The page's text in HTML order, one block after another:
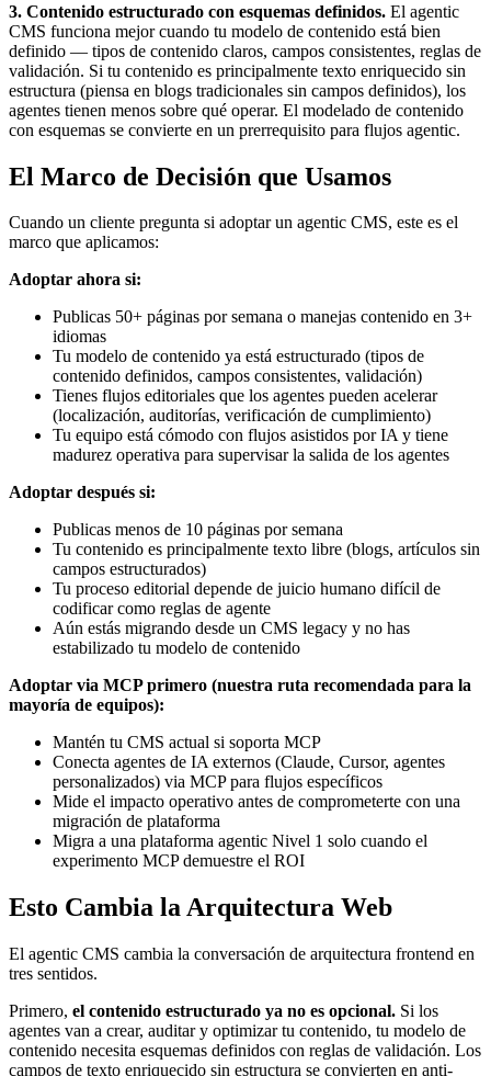
3. Contenido estructurado con esquemas definidos. El agentic
CMS funciona mejor cuando tu modelo de contenido está bien
definido — tipos de contenido claros, campos consistentes, reglas de
validación. Si tu contenido es principalmente texto enriquecido sin
estructura (piensa en blogs tradicionales sin campos definidos), los
agentes tienen menos sobre qué operar. El modelado de contenido
con esquemas se convierte en un prerrequisito para flujos agentic.
El Marco de Decisión que Usamos
Cuando un cliente pregunta si adoptar un agentic CMS, este es el
marco que aplicamos:
Adoptar ahora si:
Publicas 50+ páginas por semana o manejas contenido en 3+
idiomas
Tu modelo de contenido ya está estructurado (tipos de
contenido definidos, campos consistentes, validación)
Tienes flujos editoriales que los agentes pueden acelerar
(localización, auditorías, verificación de cumplimiento)
Tu equipo está cómodo con flujos asistidos por IA y tiene
madurez operativa para supervisar la salida de los agentes
Adoptar después si:
Publicas menos de 10 páginas por semana
Tu contenido es principalmente texto libre (blogs, artículos sin
campos estructurados)
Tu proceso editorial depende de juicio humano difícil de
codificar como reglas de agente
Aún estás migrando desde un CMS legacy y no has
estabilizado tu modelo de contenido
Adoptar via MCP primero (nuestra ruta recomendada para la
mayoría de equipos):
Mantén tu CMS actual si soporta MCP
Conecta agentes de IA externos (Claude, Cursor, agentes
personalizados) via MCP para flujos específicos
Mide el impacto operativo antes de comprometerte con una
migración de plataforma
Migra a una plataforma agentic Nivel 1 solo cuando el
experimento MCP demuestre el ROI
Esto Cambia la Arquitectura Web
El agentic CMS cambia la conversación de arquitectura frontend en
tres sentidos.
Primero, el contenido estructurado ya no es opcional. Si los
agentes van a crear, auditar y optimizar tu contenido, tu modelo de
contenido necesita esquemas definidos con reglas de validación. Los
campos de texto enriquecido sin estructura se convierten en anti-